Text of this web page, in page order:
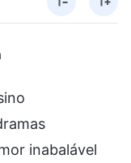
inabalável